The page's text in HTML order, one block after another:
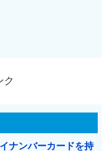
ク
ナンバーカードを持